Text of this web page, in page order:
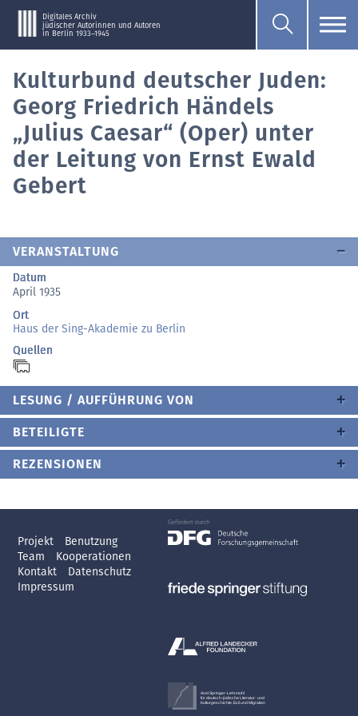
Digitales Archiv
jüdischer Autorinnen und Autoren
in Berlin 1933–1945
Kulturbund deutscher Juden:
Georg Friedrich Händels
„Julius Caesar“ (Oper) unter
der Leitung von Ernst Ewald
Gebert
VERANSTALTUNG
Datum
April 1935
Ort
Haus der Sing-Akademie zu Berlin
Quellen
LESUNG / AUFFÜHRUNG VON
BETEILIGTE
REZENSIONEN
Projekt
Benutzung
Team
Kooperationen
Kontakt
Datenschutz
Impressum
Axel Springer-Lehrstuhl
für deutsch-jüdische Literatur- und
Kulturgeschichte, Exil und Migration